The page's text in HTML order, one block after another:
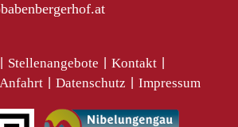
Stellenangebote Kontakt
Anfahrt Datenschutz Impressum